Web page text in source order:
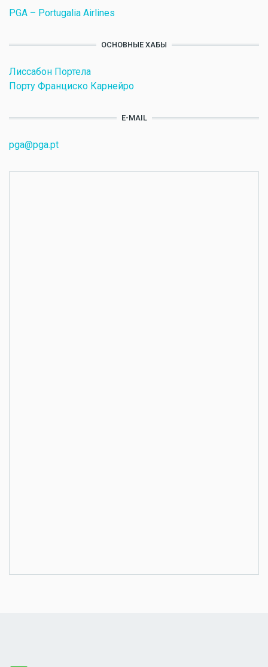
PGA – Portugalia Airlines
ОСНОВНЫЕ ХАБЫ
Лиссабон Портела
Порту Франциско Карнейро
E-MAIL
pga@pga.pt